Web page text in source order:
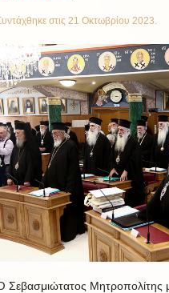
στις 21 Οκτωβρίου 2023.
Σεβασμιώτατος Μητροπολίτης